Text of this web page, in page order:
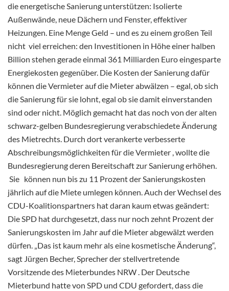
die energetische Sanierung unterstützen: Isolierte
Außenwände, neue Dächern und Fenster, effektiver
Heizungen. Eine Menge Geld – und es zu einem großen Teil
nicht viel erreichen: den Investitionen in Höhe einer halben
Billion stehen gerade einmal 361 Milliarden Euro eingesparte
Energiekosten gegenüber. Die Kosten der Sanierung dafür
können die Vermieter auf die Mieter abwälzen – egal, ob sich
die Sanierung für sie lohnt, egal ob sie damit einverstanden
sind oder nicht. Möglich gemacht hat das noch von der alten
schwarz-gelben Bundesregierung verabschiedete Änderung
des Mietrechts. Durch dort verankerte verbesserte
Abschreibungsmöglichkeiten für die Vermieter , wollte die
Bundesregierung deren Bereitschaft zur Sanierung erhöhen.
Sie können nun bis zu 11 Prozent der Sanierungskosten
jährlich auf die Miete umlegen können. Auch der Wechsel des
CDU-Koalitionspartners hat daran kaum etwas geändert:
Die SPD hat durchgesetzt, dass nur noch zehnt Prozent der
Sanierungskosten im Jahr auf die Mieter abgewälzt werden
dürfen. „Das ist kaum mehr als eine kosmetische Änderung“,
sagt Jürgen Becher, Sprecher der stellvertretende
Vorsitzende des Mieterbundes NRW . Der Deutsche
Mieterbund hatte von SPD und CDU gefordert, dass die